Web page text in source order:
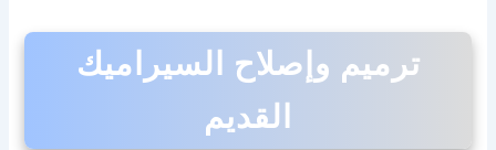
ترميم وإصلاح السيراميك
القديم